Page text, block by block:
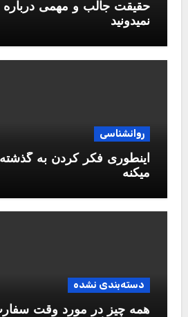
حقیقت جالب و مهمی درباره
نمیدونید
روانشناسی
اینطوری فکر کردن به
میکنه
دسته‌بندی نشده
همه چیز در مورد وقت سفارت